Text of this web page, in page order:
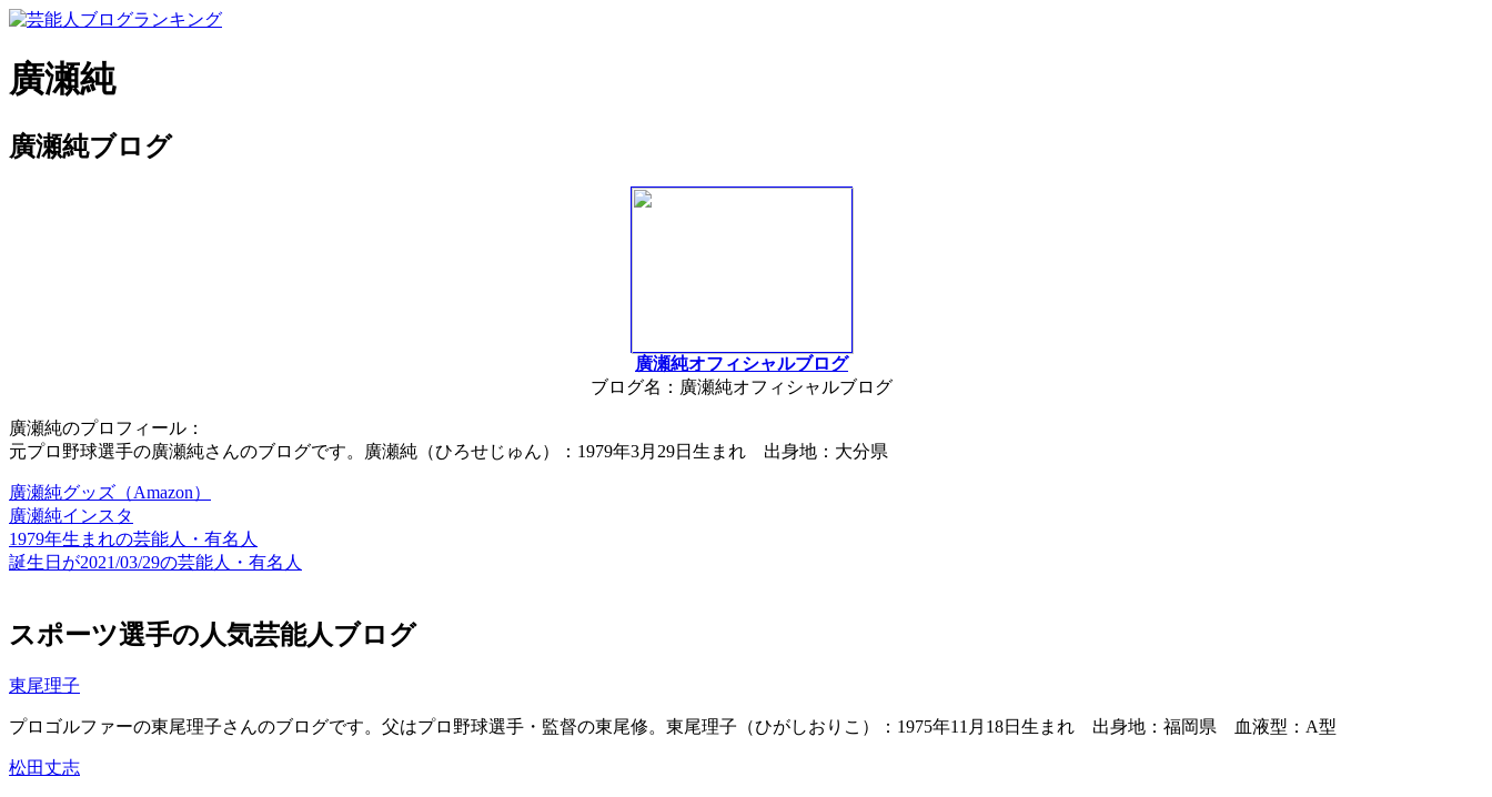
廣瀬純
廣瀬純ブログ
廣瀬純オフィシャルブログ
ブログ名：廣瀬純オフィシャルブログ
廣瀬純のプロフィール：
元プロ野球選手の廣瀬純さんのブログです。廣瀬純（ひろせじゅん）：1979年3月29日生まれ 出身地：大分県
廣瀬純グッズ（Amazon）
廣瀬純インスタ
1979年生まれの芸能人・有名人
誕生日が2021/03/29の芸能人・有名人
スポーツ選手の人気芸能人ブログ
東尾理子
プロゴルファーの東尾理子さんのブログです。父はプロ野球選手・監督の東尾修。東尾理子（ひがしおりこ）：1975年11月18日生まれ 出身地：福岡県 血液型：A型
松田丈志